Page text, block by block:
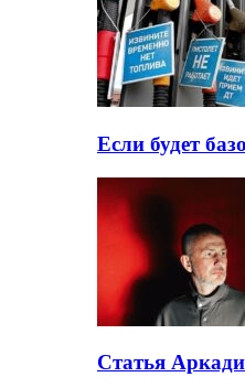
Если будет
Статья